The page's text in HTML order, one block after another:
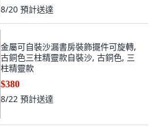
8/20 預計送達
金屬可自裝沙漏書房裝飾擺件可旋轉,
古銅色三柱精靈款自裝沙, 古銅色, 三
柱精靈款
$380
8/22 預計送達